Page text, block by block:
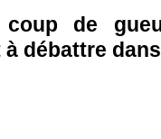
de
débattre